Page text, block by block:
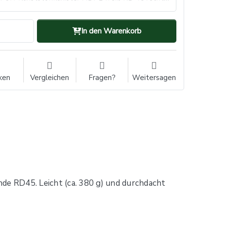
In den Warenkorb
Vergleichen Fragen? Weitersagen
RD45. Leicht (ca. 380 g) und durchdacht